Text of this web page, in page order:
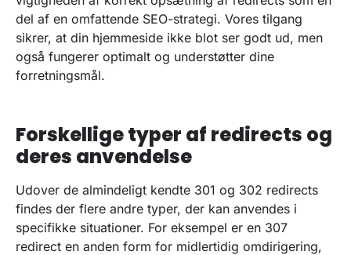
del af en omfattende SEO-strategi. Vores tilgang
sikrer, at din hjemmeside ikke blot ser godt ud, men
også fungerer optimalt og understøtter dine
forretningsmål.
Forskellige typer af redirects og
deres anvendelse
Udover de almindeligt kendte 301 og 302 redirects
findes der flere andre typer, der kan anvendes i
specifikke situationer. For eksempel er en 307
redirect en anden form for midlertidig omdirigering,